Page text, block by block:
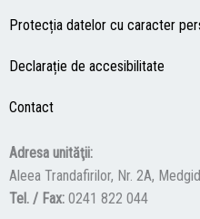
Protecția datelor cu caracter
Declarație de accesibilitate
Contact
Adresa unităţii:
Aleea Trandafirilor, Nr. 2A,
Tel. / Fax: 0241 822 044